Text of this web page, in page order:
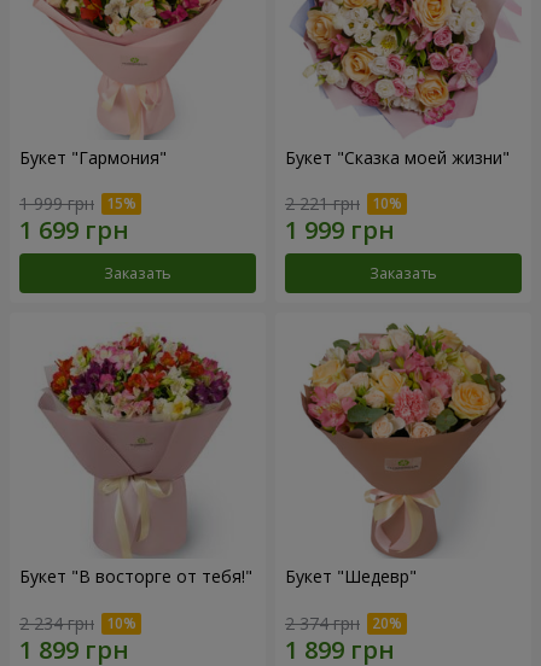
Букет "Гармония"
1 999 грн
Заказать
Букет "Сказка моей жизни"
2 221 грн
Заказать
Букет "В восторге от тебя!"
2 234 грн
Букет "Шедевр"
2 374 грн